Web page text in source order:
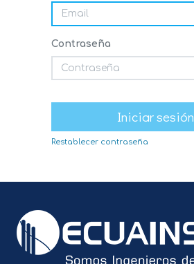
Contraseña
Iniciar sesión
Restablecer contraseña